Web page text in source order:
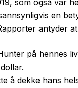
som også var
en
antyder
på hennes
å dekke hans